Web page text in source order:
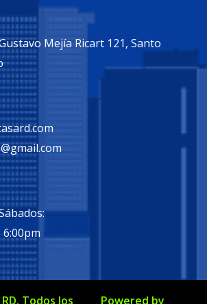
Mejía Ricart 121, Santo
6:00pm
. Todos los Powered by